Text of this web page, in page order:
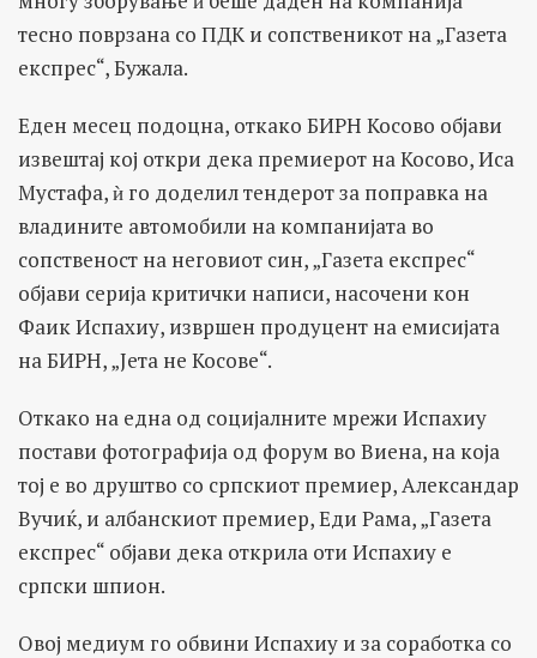
тесно поврзана со ПДК и сопственикот на „Газета
експрес“, Бужала.
Еден месец подоцна, откако БИРН Косово објави
извештај кој откри дека премиерот на Косово, Иса
Мустафа, ѝ го доделил тендерот за поправка на
владините автомобили на компанијата во
сопственост на неговиот син, „Газета експрес“
објави серија критички написи, насочени кон
Фаик Испахиу, извршен продуцент на емисијата
на БИРН, „Јета не Косове“.
Откако на една од социјалните мрежи Испахиу
постави фотографија од форум во Виена, на која
тој е во друштво со српскиот премиер, Александар
Вучиќ, и албанскиот премиер, Еди Рама, „Газета
експрес“ објави дека открила оти Испахиу е
српски шпион.
Овој медиум го обвини Испахиу и за соработка со